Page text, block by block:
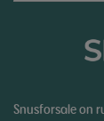
Snusforsale on